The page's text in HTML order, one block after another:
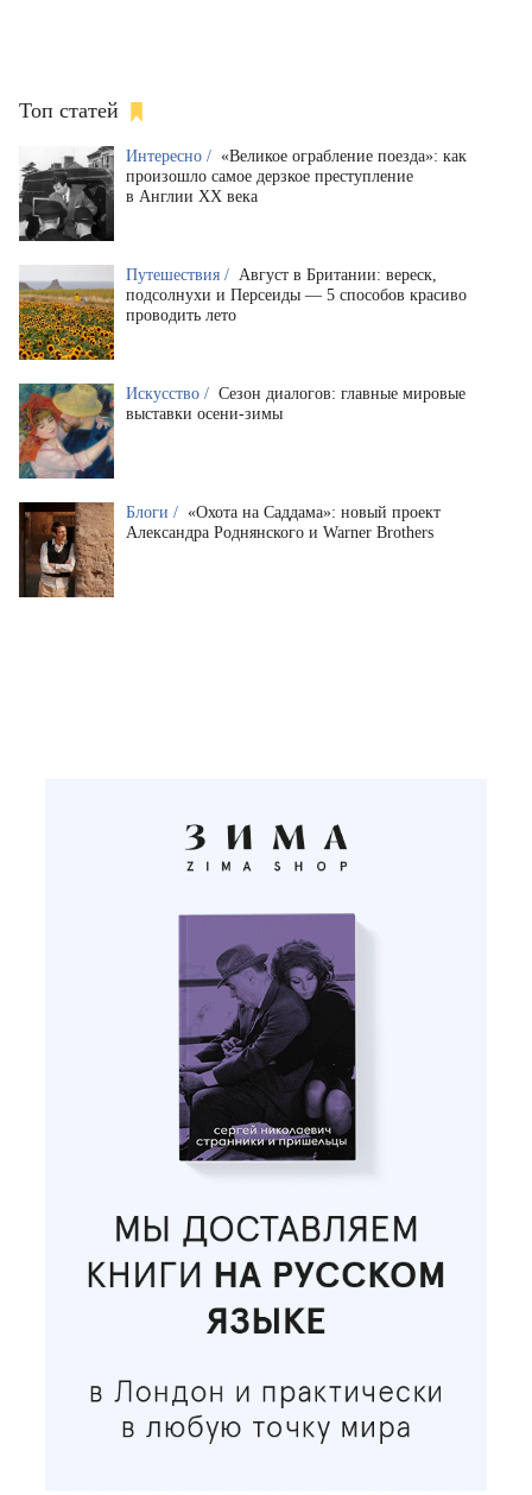
Топ статей
Интересно / «Великое ограбление поезда»: как
произошло самое дерзкое преступление
в Англии XX века
Путешествия / Август в Британии: вереск,
подсолнухи и Персеиды — 5 способов красиво
проводить лето
Искусство / Сезон диалогов: главные мировые
выставки осени-зимы
Блоги / «Охота на Саддама»: новый проект
Александра Роднянского и Warner Brothers